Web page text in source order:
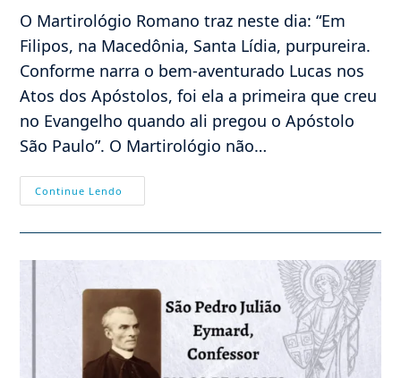
O Martirológio Romano traz neste dia: “Em
Filipos, na Macedônia, Santa Lídia, purpureira.
Conforme narra o bem-aventurado Lucas nos
Atos dos Apóstolos, foi ela a primeira que creu
no Evangelho quando ali pregou o Apóstolo
São Paulo”. O Martirológio não…
Continue Lendo
–
Lídia